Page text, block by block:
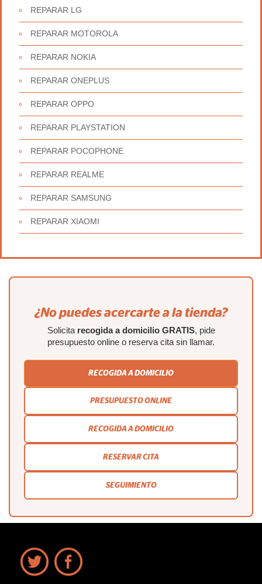
REPARAR LG
REPARAR MOTOROLA
REPARAR NOKIA
REPARAR ONEPLUS
REPARAR OPPO
REPARAR PLAYSTATION
REPARAR POCOPHONE
REPARAR REALME
REPARAR SAMSUNG
REPARAR XIAOMI
¿No puedes acercarte a la tienda?
Solicita recogida a domicilio GRATIS, pide
presupuesto online o reserva cita sin llamar.
RECOGIDA A DOMICILIO
PRESUPUESTO ONLINE
RECOGIDA A DOMICILIO
RESERVAR CITA
SEGUIMIENTO